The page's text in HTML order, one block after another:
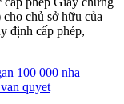
chủ sở hữu của
định cấp phép,